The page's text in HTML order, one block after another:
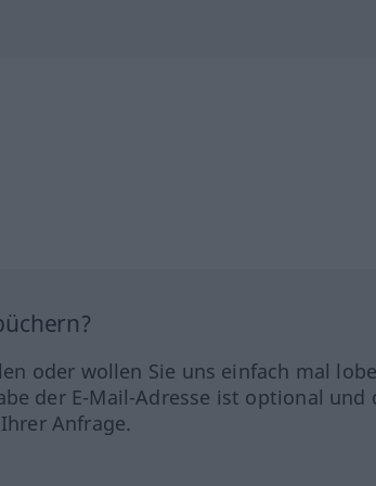
oder wollen Sie uns einfach mal
der E-Mail-Adresse ist optional und
Anfrage.